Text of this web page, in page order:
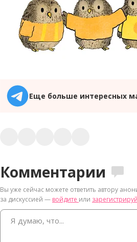
Еще больше интересных
Комментарии
Вы уже сейчас можете ответить автору
за дискуссией — войдите или